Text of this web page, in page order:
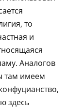
то
и
Аналогов
там имеем
здесь